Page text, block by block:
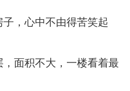
，心中不由得苦笑起
面积不大，一楼看着最